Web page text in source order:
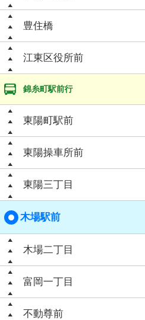
豊住橋
江東区役所前
錦糸町駅前行
東陽町駅前
東陽操車所前
東陽三丁目
木場駅前
木場二丁目
富岡一丁目
不動尊前